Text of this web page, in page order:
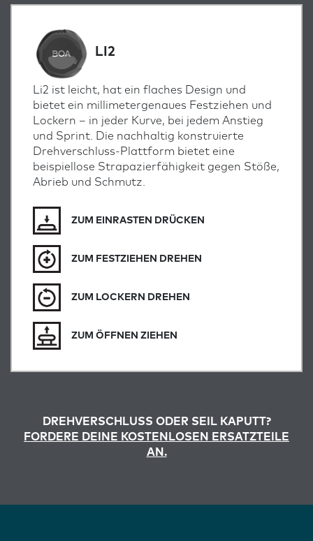
LI2
Li2 ist leicht, hat ein flaches Design und
bietet ein millimetergenaues Festziehen und
Lockern – in jeder Kurve, bei jedem Anstieg
und Sprint. Die nachhaltig konstruierte
Drehverschluss-Plattform bietet eine
beispiellose Strapazierfähigkeit gegen Stöße,
Abrieb und Schmutz.
ZUM EINRASTEN DRÜCKEN
ZUM FESTZIEHEN DREHEN
ZUM LOCKERN DREHEN
ZUM ÖFFNEN ZIEHEN
DREHVERSCHLUSS ODER SEIL KAPUTT?
FORDERE DEINE KOSTENLOSEN ERSATZTEILE
AN.